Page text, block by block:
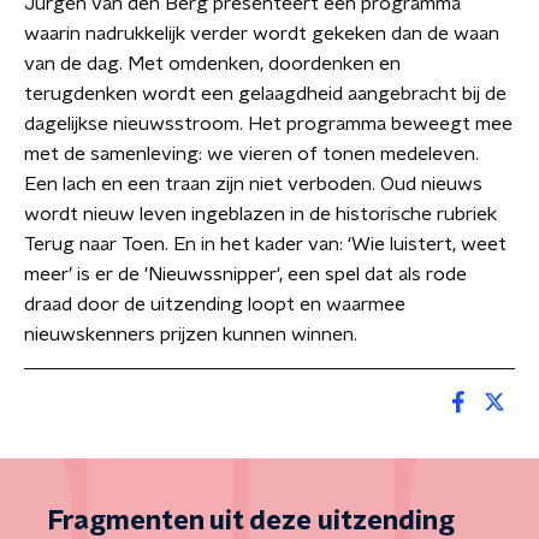
waarin nadrukkelijk verder wordt gekeken dan de waan
van de dag. Met omdenken, doordenken en
terugdenken wordt een gelaagdheid aangebracht bij de
dagelijkse nieuwsstroom. Het programma beweegt mee
met de samenleving: we vieren of tonen medeleven.
Een lach en een traan zijn niet verboden. Oud nieuws
wordt nieuw leven ingeblazen in de historische rubriek
Terug naar Toen. En in het kader van: ‘Wie luistert, weet
meer’ is er de 'Nieuwssnipper', een spel dat als rode
draad door de uitzending loopt en waarmee
nieuwskenners prijzen kunnen winnen.
Fragmenten uit deze uitzending